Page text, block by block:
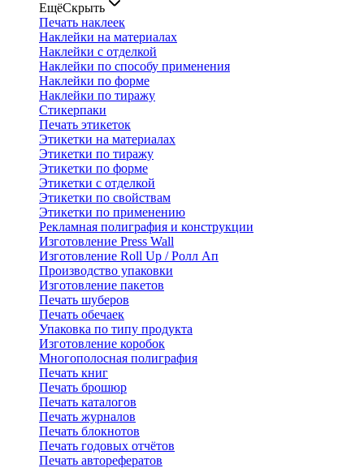
ЕщёСкрыть
Печать наклеек
Наклейки на материалах
Наклейки с отделкой
Наклейки по способу применения
Наклейки по форме
Наклейки по тиражу
Стикерпаки
Печать этикеток
Этикетки на материалах
Этикетки по тиражу
Этикетки по форме
Этикетки с отделкой
Этикетки по свойствам
Этикетки по применению
Рекламная полиграфия и конструкции
Изготовление Press Wall
Изготовление Roll Up / Ролл Ап
Производство упаковки
Изготовление пакетов
Печать шуберов
Печать обечаек
Упаковка по типу продукта
Изготовление коробок
Многополосная полиграфия
Печать книг
Печать брошюр
Печать каталогов
Печать журналов
Печать блокнотов
Печать годовых отчётов
Печать авторефератов